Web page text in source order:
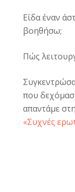
Είδα έναν
βοηθήσω;
Πώς
που
απαντάμε
«Συχνές